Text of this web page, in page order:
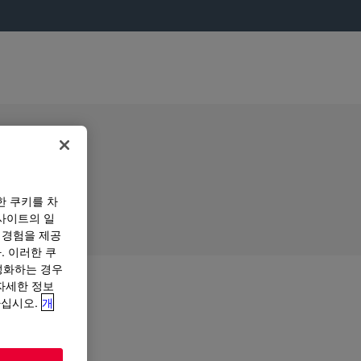
쿠키를 차
이트의 일
험을 제공
이러한 쿠
하는 경우
세한 정보
시오. 개